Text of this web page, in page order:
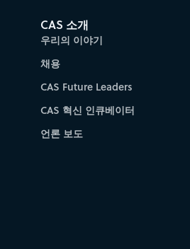
CAS 소개
우리의 이야기
채용
CAS Future Leaders
CAS 혁신 인큐베이터
언론 보도